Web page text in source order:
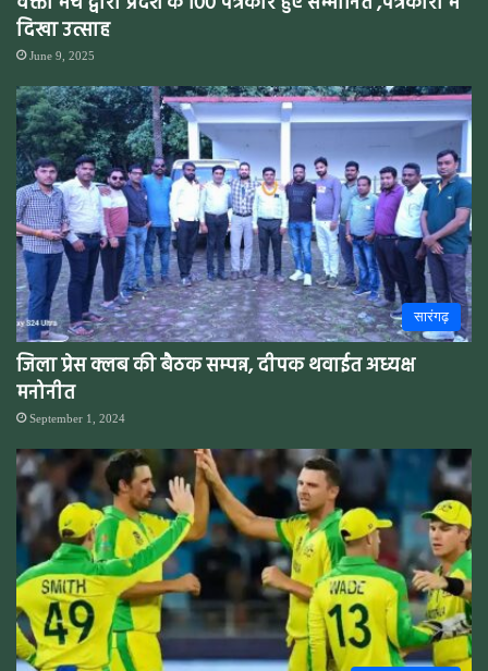
दिखा उत्साह
June 9, 2025
सारंगढ़
जिला प्रेस क्लब की बैठक सम्पन्न, दीपक थवाईत अध्यक्ष
मनोनीत
September 1, 2024